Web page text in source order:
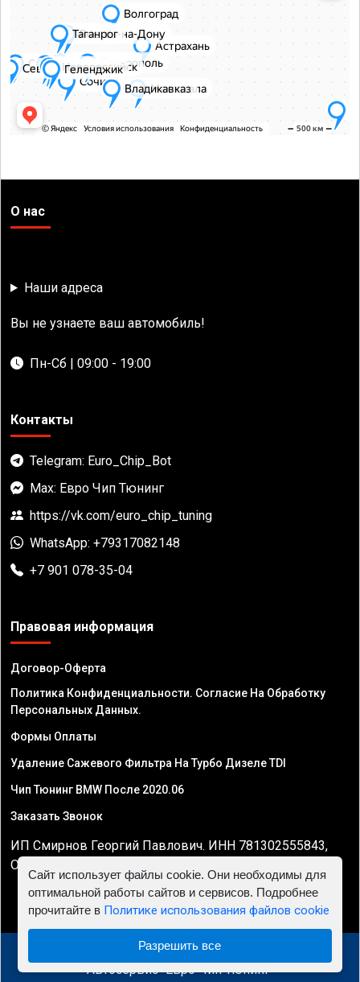
О нас
Наши адреса
Вы не узнаете ваш автомобиль!
Пн-Сб | 09:00 - 19:00
Контакты
Telegram: Euro_Chip_Bot
Max: Евро Чип Тюнинг
https://vk.com/euro_chip_tuning
WhatsApp: +79317082148
+7 901 078-35-04
Правовая информация
Договор-Оферта
Политика Конфиденциальности. Согласие На Обработку
Персональных Данных.
Формы Оплаты
Удаление Сажевого Фильтра На Турбо Дизеле TDI
Чип Тюнинг BMW После 2020.06
Заказать Звонок
ИП Смирнов Георгий Павлович. ИНН 781302555843,
ОГРНИП 324470400032610
© 2010 - 2026 Чип тюнинг двигателя автомобиля -
Автосервис "Евро Чип Тюнинг"
Сайт использует файлы cookie. Они необходимы для
оптимальной работы сайтов и сервисов. Подробнее
прочитайте в Политике использования файлов cookie
Разрешить все